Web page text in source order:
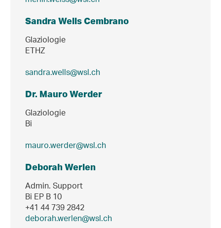
Sandra Wells Cembrano
Glaziologie
ETHZ
sandra.wells@wsl.ch
Dr. Mauro Werder
Glaziologie
Bi
mauro.werder@wsl.ch
Deborah Werlen
Admin. Support
Bi EP B 10
+41 44 739 2842
deborah.werlen@wsl.ch